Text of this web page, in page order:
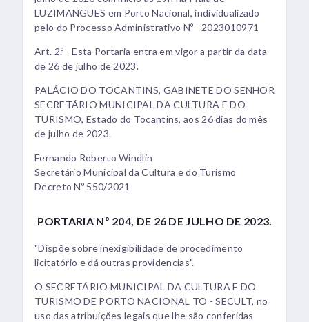
LUZIMANGUES em Porto Nacional, individualizado
pelo do Processo Administrativo Nº - 2023010971
Art. 2.º - Esta Portaria entra em vigor a partir da data
de 26 de julho de 2023.
PALÁCIO DO TOCANTINS, GABINETE DO SENHOR
SECRETÁRIO MUNICIPAL DA CULTURA E DO
TURISMO, Estado do Tocantins, aos 26 dias do mês
de julho de 2023.
Fernando Roberto Windlin
Secretário Municipal da Cultura e do Turismo
Decreto Nº 550/2021
PORTARIA Nº 204, DE 26 DE JULHO DE 2023.
"Dispõe sobre inexigibilidade de procedimento
licitatório e dá outras providencias".
O SECRETÁRIO MUNICIPAL DA CULTURA E DO
TURISMO DE PORTO NACIONAL TO - SECULT, no
uso das atribuições legais que lhe são conferidas